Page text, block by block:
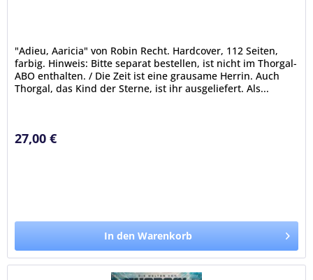
"Adieu, Aaricia" von Robin Recht. Hardcover, 112 Seiten,
farbig. Hinweis: Bitte separat bestellen, ist nicht im Thorgal-
ABO enthalten. / Die Zeit ist eine grausame Herrin. Auch
Thorgal, das Kind der Sterne, ist ihr ausgeliefert. Als...
27,00 €
In den Warenkorb